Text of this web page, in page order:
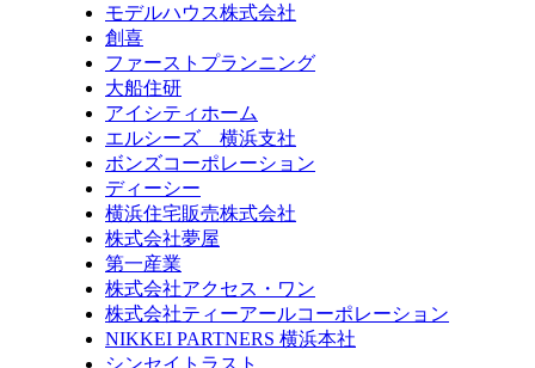
モデルハウス株式会社
創喜
ファーストプランニング
大船住研
アイシティホーム
エルシーズ 横浜支社
ボンズコーポレーション
ディーシー
横浜住宅販売株式会社
株式会社夢屋
第一産業
株式会社アクセス・ワン
株式会社ティーアールコーポレーション
NIKKEI PARTNERS 横浜本社
シンセイトラスト